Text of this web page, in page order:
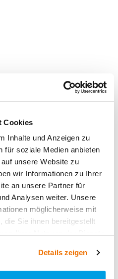
Cookies
Inhalte und Anzeigen zu
für soziale Medien anbieten
unsere Website zu
wir Informationen zu Ihrer
an unsere Partner für
Analysen weiter. Unsere
möglicherweise mit
die Sie ihnen bereitgestellt
Details zeigen